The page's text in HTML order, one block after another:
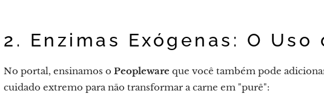
2. Enzimas Exógenas: O
No portal, ensinamos o Peopleware que você também pode
cuidado extremo para não transformar a carne em "purê":